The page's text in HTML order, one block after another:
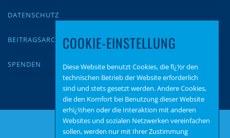
DATENSCHUTZ
BEITRAGSARCHIV
SPENDEN
COOKIE-EINSTELLUNG
Diese Website benutzt Cookies, die fï¿½r den
technischen Betrieb der Website erforderlich
sind und stets gesetzt werden. Andere Cookies,
die den Komfort bei Benutzung dieser Website
erhï¿½hen oder die Interaktion mit anderen
Websites und sozialen Netzwerken vereinfachen
sollen, werden nur mit Ihrer Zustimmung